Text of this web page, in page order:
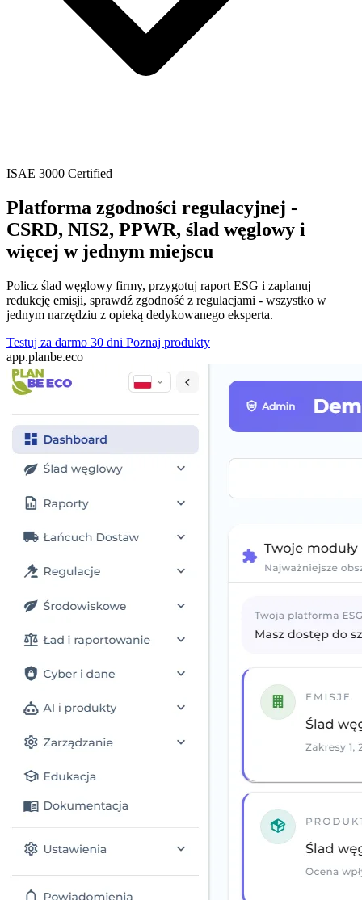
ISAE 3000 Certified
Platforma zgodności regulacyjnej -
CSRD, NIS2, PPWR, ślad węglowy i
więcej w jednym miejscu
Policz ślad węglowy firmy, przygotuj raport ESG i zaplanuj
redukcję emisji, sprawdź zgodność z regulacjami - wszystko w
jednym narzędziu z opieką dedykowanego eksperta.
Testuj za darmo 30 dni Poznaj produkty
app.planbe.eco